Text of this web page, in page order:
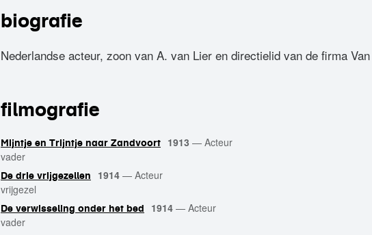
biografie
Nederlandse acteur, zoon van A. van Lier en directielid van de firma
filmografie
Mijntje en Trijntje naar Zandvoort 1913 — Acteur
vader
De drie vrijgezellen 1914 — Acteur
vrijgezel
De verwisseling onder het bed 1914 — Acteur
vader